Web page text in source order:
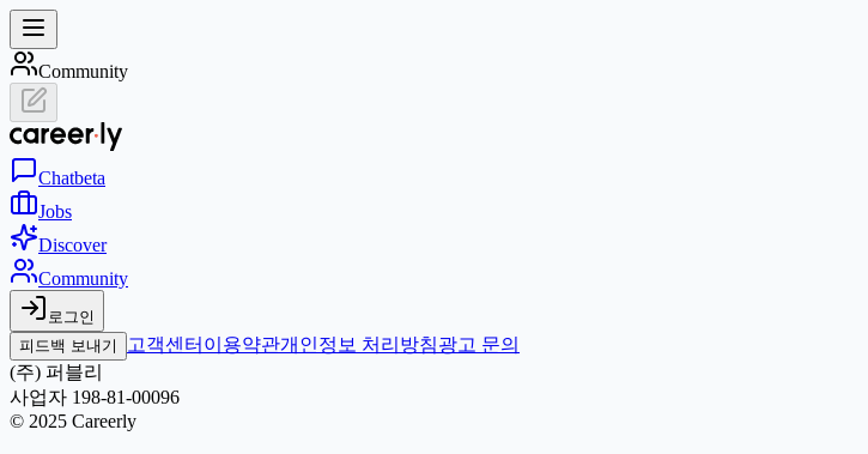
Community
Chatbeta
Jobs
Discover
Community
로그인
피드백 보내기
고객센터 이용약관개인정보 처리방침광고 문의
(주) 퍼블리
사업자 198-81-00096
© 2025 Careerly